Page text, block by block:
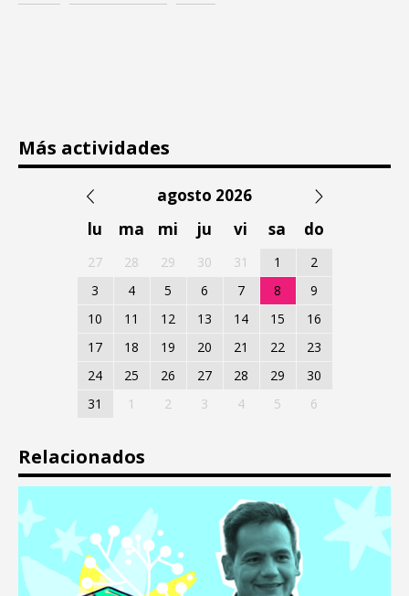
Más actividades
agosto 2026
lu
ma mi ju vi sa do
27 28 29 30 31 1
2
3
4 5 6 7 8
9
10
11 12 13 14 15
16
17
18 19 20 21 22
23
24
25 26 27 28 29
30
31
1 2 3 4 5 6
Relacionados